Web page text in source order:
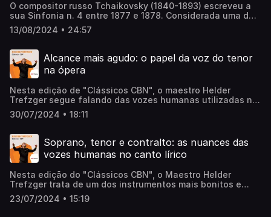
O compositor russo Tchaikovsky (1840-1893) escreveu a
sua Sinfonia n. 4 entre 1877 e 1878. Considerada uma de
suas obras-primas, ela é o destaque desta edição do
"Clássicos CBN", com o comentarista Helder Trefzger. E
Maestro alemão Knut Andreas, que será o maestro
convidado dos concertos da Sinfônica do ES dias 14 e
15/08. Ouça a conversa completa!
13/08/2024 • 24:57
Alcance mais agudo: o papel da voz do tenor
na ópera
Nesta edição de "Clássicos CBN", o maestro Helder
Trefzger segue falando das vozes humanas utilizadas no
canto lírico e suas categorias. Sopranos, mezzosopranos,
contraltos, contratenores, tenores, barítonos e baixos são
subdividem em inúmeras subclassificações, de acordo
com as características únicas de cada uma delas. Neste
episódio, o comentarista detalha o papel do tenor, voz de
do mocinho nas óperas. Ouça a conversa completa!
30/07/2024 • 18:11
Soprano, tenor e contralto: as nuances das
vozes humanas no canto lírico
Nesta edição do "Clássicos CBN", o Maestro Helder
Trefzger trata de um dos instrumentos mais bonitos e
sensíveis da música clássica: a voz! Quando o assunto é
canto lírico, as vozes humanas podem se apresentar em
23/07/2024 • 15:19